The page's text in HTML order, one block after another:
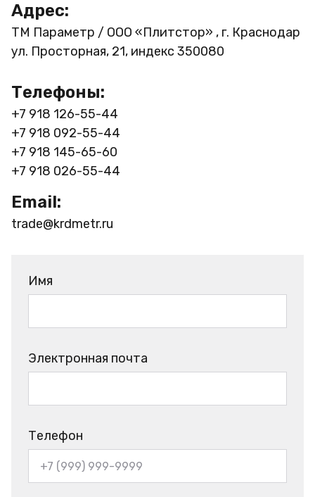
Адрес:
ТМ Параметр / ООО «Плитстор» , г. Краснодар
ул. Просторная, 21, индекс 350080
Телефоны:
+7 918 126-55-44
+7 918 092-55-44
+7 918 145-65-60
+7 918 026-55-44
Email:
trade@krdmetr.ru
Имя
Электронная почта
Телефон